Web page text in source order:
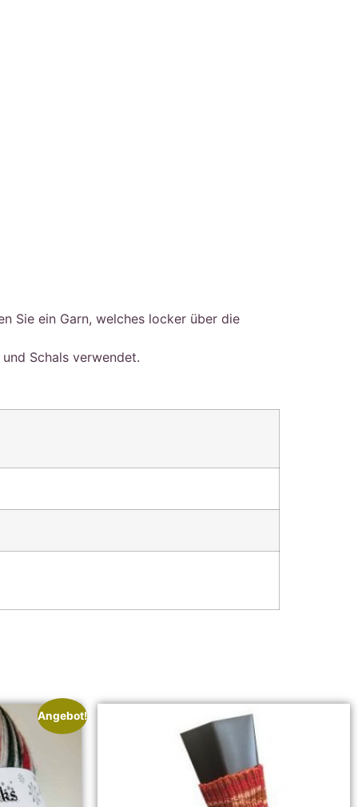
Sie ein Garn, welches locker über die
Schals verwendet.
Angebot!